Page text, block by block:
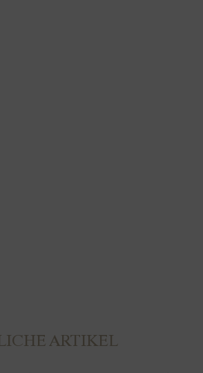
ARTIKEL